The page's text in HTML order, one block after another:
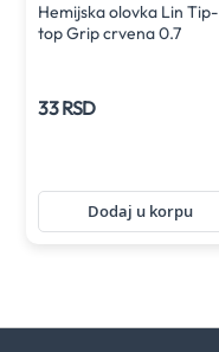
Hemijska olovka Lin Tip-
top Grip crvena 0.7
33 RSD
Dodaj u korpu